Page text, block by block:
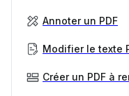
Annoter un PDF
Modifier le texte
Créer un PDF à